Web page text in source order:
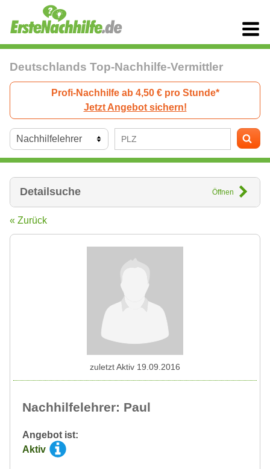
Deutschlands Top-Nachhilfe-Vermittler
Profi-Nachhilfe ab 4,50 € pro Stunde*
Jetzt Angebot sichern!
Detailsuche Öffnen
« Zurück
Nachhilfelehrer: Paul
Angebot ist:
Aktiv
zuletzt Aktiv 19.09.2016